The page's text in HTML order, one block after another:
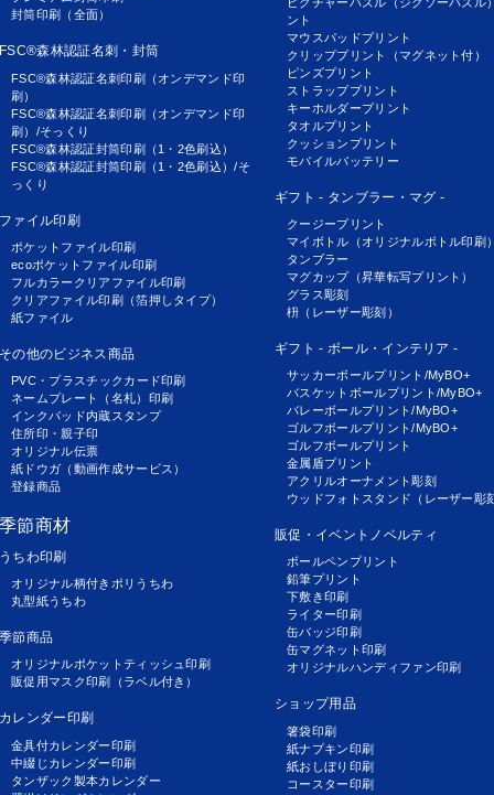
封筒印刷（全面）
FSC®森林認証名刺・封筒
FSC®森林認証名刺印刷（オンデマンド印
刷）
FSC®森林認証名刺印刷（オンデマンド印
刷）/そっくり
FSC®森林認証封筒印刷（1・2色刷込）
FSC®森林認証封筒印刷（1・2色刷込）/そ
っくり
ファイル印刷
ポケットファイル印刷
ecoポケットファイル印刷
フルカラークリアファイル印刷
クリアファイル印刷（箔押しタイプ）
紙ファイル
その他のビジネス商品
PVC・プラスチックカード印刷
ネームプレート（名札）印刷
インクパッド内蔵スタンプ
住所印・親子印
オリジナル伝票
紙ドウガ（動画作成サービス）
登録商品
季節商材
うちわ印刷
オリジナル柄付きポリうちわ
丸型紙うちわ
季節商品
オリジナルポケットティッシュ印刷
販促用マスク印刷（ラベル付き）
カレンダー印刷
金具付カレンダー印刷
中綴じカレンダー印刷
タンザック製本カレンダー
ント
マウスパッドプリント
クリッププリント（マグネット付）
ピンズプリント
ストラッププリント
キーホルダープリント
タオルプリント
クッションプリント
モバイルバッテリー
ギフト - タンブラー・マグ -
クージープリント
マイボトル（オリジナルボトル印刷
タンブラー
マグカップ（昇華転写プリント）
グラス彫刻
枡（レーザー彫刻）
ギフト - ボール・インテリア -
サッカーボールプリント/MyBO+
バスケットボールプリント/MyBO+
バレーボールプリント/MyBO+
ゴルフボールプリント/MyBO+
ゴルフボールプリント
金属盾プリント
アクリルオーナメント彫刻
ウッドフォトスタンド（レーザー彫
販促・イベントノベルティ
ボールペンプリント
鉛筆プリント
下敷き印刷
ライター印刷
缶バッジ印刷
缶マグネット印刷
オリジナルハンディファン印刷
ショップ用品
箸袋印刷
紙ナプキン印刷
紙おしぼり印刷
コースター印刷